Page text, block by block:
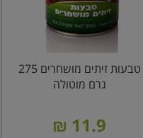
טבעות זיתים מושחרים 275
גרם מוטולה
11.9 ₪